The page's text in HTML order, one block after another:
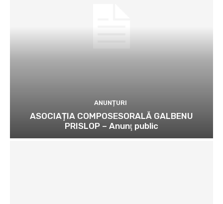
ANUNȚURI
ASOCIAȚIA COMPOSESORALĂ GALBENU
PRISLOP – Anunţ public